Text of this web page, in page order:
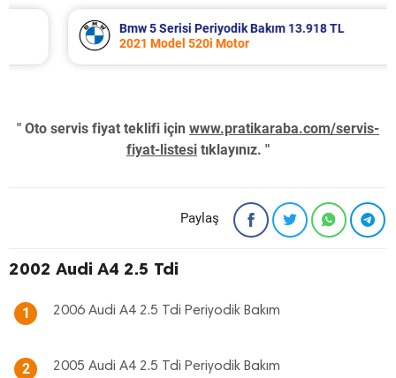
Bmw 5 Serisi Periyodik Bakım 13.918 TL
2021 Model 520i Motor
" Oto servis fiyat teklifi için www.pratikaraba.com/servis-
fiyat-listesi tıklayınız. "
Paylaş
2002 Audi A4 2.5 Tdi
1 2006 Audi A4 2.5 Tdi Periyodik Bakım
2 2005 Audi A4 2.5 Tdi Periyodik Bakım